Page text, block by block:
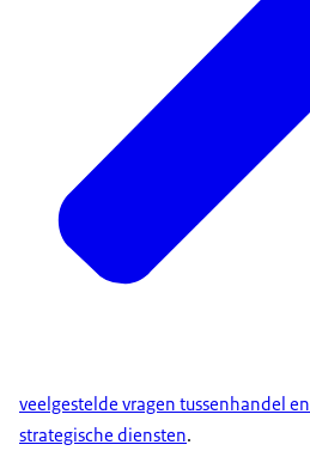
veelgestelde vragen tussenhandel
strategische diensten.